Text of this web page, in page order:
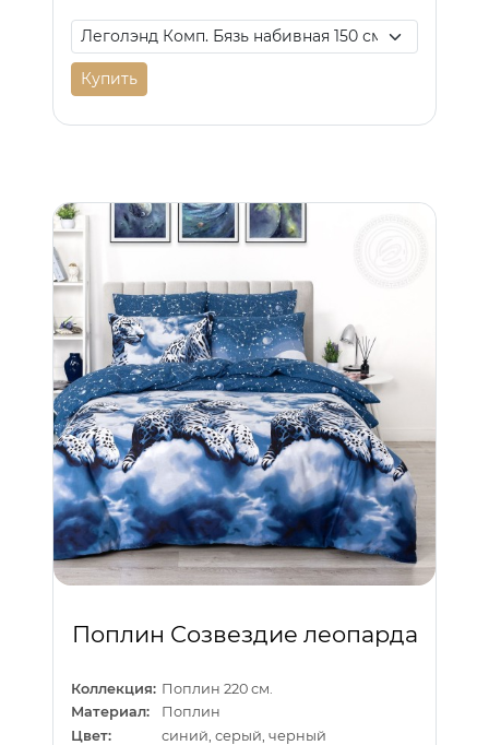
Купить
Поплин Созвездие леопарда
Коллекция: Поплин 220 см.
Материал:
Поплин
Цвет:
синий, серый, черный